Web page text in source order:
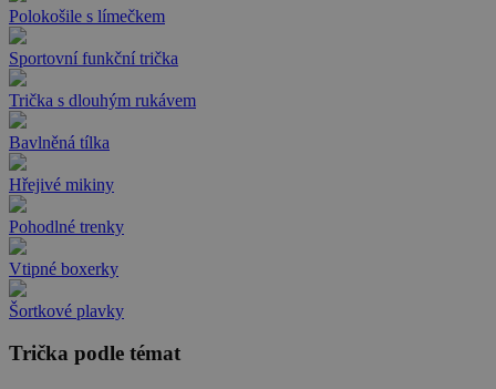
Polokošile s límečkem
Sportovní funkční trička
Trička s dlouhým rukávem
Bavlněná tílka
Hřejivé mikiny
Pohodlné trenky
Vtipné boxerky
Šortkové plavky
Trička podle témat